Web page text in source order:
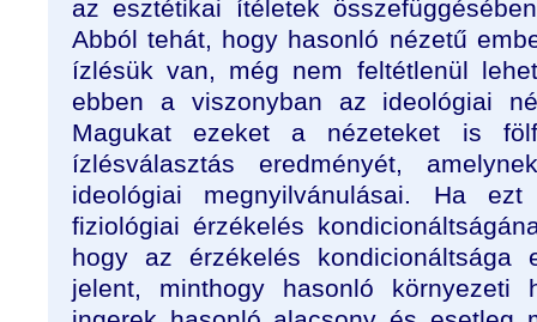
az esztétikai ítéletek
Abból tehát, hogy hasonló nézetű
ízlésük van, még nem feltétlenül
ebben a viszonyban az ideológiai
Magukat ezeket a nézeteket is
ízlésválasztás eredményét,
ideológiai megnyilvánulásai. Ha
fiziológiai érzékelés
hogy az érzékelés kondicionáltsága
jelent, minthogy hasonló környezeti